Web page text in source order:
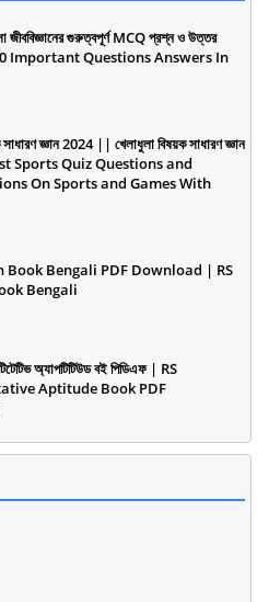
জীববিজ্ঞানের গুরুত্বপূর্ণ MCQ প্রশ্ন ও উত্তর
Important Questions Answers In
সাধারণ জ্ঞান 2024 || খেলাধুলা বিষয়ক সাধারণ জ্ঞান
Sports Quiz Questions and
On Sports and Games With
Book Bengali PDF Download | RS
Bengali
অ্যাপটিটিউড বই পিডিএফ | RS
Aptitude Book PDF